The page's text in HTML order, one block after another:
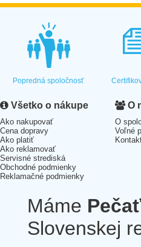
Popredná spoločnosť
Všetko o nákupe
Ako nakupovať
Cena dopravy
Ako platiť
Ako reklamovať
Servisné strediská
Obchodné podmienky
Reklamačné podmienky
O
O
Voľné
Máme
Slovenskej